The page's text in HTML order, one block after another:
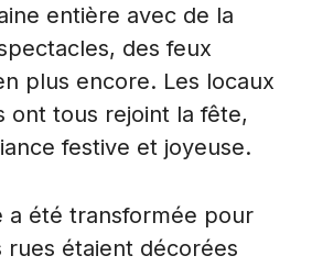
entière avec de la
des feux
plus encore. Les locaux
ont tous rejoint la fête,
festive et joyeuse.
a été transformée pour
rues étaient décorées